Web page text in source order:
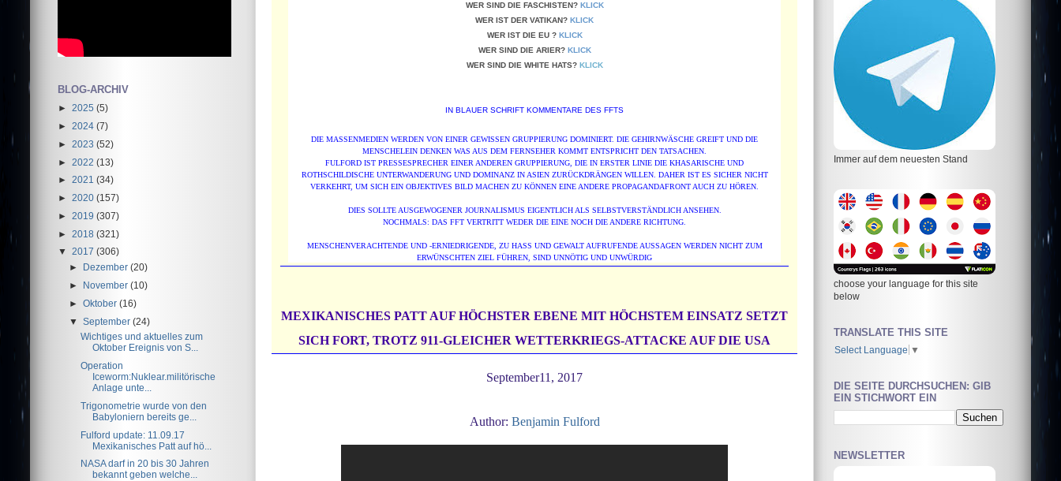
WER SIND DIE FASCHISTEN? KLICK
WER IST DER VATIKAN? KLICK
WER IST DIE EU ? KLICK
WER SIND DIE ARIER? KLICK
WER SIND DIE WHITE HATS? KLICK
IN BLAUER SCHRIFT KOMMENTARE DES FFTS
DIE MASSENMEDIEN WERDEN VON EINER GEWISSEN GRUPPIERUNG DOMINIERT. DIE GEHIRNWÄSCHE GREIFT UND DIE
MENSCHELEIN DENKEN WAS AUS DEM FERNSEHER KOMMT ENTSPRICHT DEN TATSACHEN.
FULFORD IST PRESSESPRECHER EINER ANDEREN GRUPPIERUNG, DIE IN ERSTER LINIE DIE KHASARISCHE UND
ROTHSCHILDISCHE UNTERWANDERUNG UND DOMINANZ IN ASIEN ZURÜCKDRÄNGEN WILLEN. DAHER IST ES SICHER NICHT
VERKEHRT, UM SICH EIN OBJEKTIVES BILD MACHEN ZU KÖNNEN EINE ANDERE PROPAGANDAFRONT AUCH ZU HÖREN.
DIES SOLLTE AUSGEWOGENER JOURNALISMUS EIGENTLICH ALS SELBSTVERSTÄNDLICH ANSEHEN.
NOCHMALS: DAS FFT VERTRITT WEDER DIE EINE NOCH DIE ANDERE RICHTUNG.
MENSCHENVERACHTENDE UND -ERNIEDRIGENDE, ZU HASS UND GEWALT AUFRUFENDE AUSSAGEN WERDEN NICHT ZUM
ERWÜNSCHTEN ZIEL FÜHREN, SIND UNNÖTIG UND UNWÜRDIG
MEXIKANISCHES PATT AUF HÖCHSTER EBENE MIT HÖCHSTEM EINSATZ SETZT
SICH FORT, TROTZ 911-GLEICHER WETTERKRIEGS-ATTACKE AUF DIE USA
September11, 2017
Author: Benjamin Fulford
BLOG-ARCHIV
► 2025 (5)
► 2024 (7)
► 2023 (52)
► 2022 (13)
► 2021 (34)
► 2020 (157)
► 2019 (307)
► 2018 (321)
▼ 2017 (306)
►
Dezember(20)
► November(10)
►Oktober(16)
▼ September(24)
Wichtiges und aktuelles zum
Oktober Ereignis von S...
Operation
Iceworm:Nuklear.militörische
Anlage unte...
Trigonometrie wurde von den
Babyloniern bereits ge...
Fulford update: 11.09.17
Mexikanisches Patt auf hö...
NASA darf in 20 bis 30 Jahren
bekannt geben welche...
Immer auf dem neuesten Stand
choose your language for this site
below
TRANSLATE THIS SITE
Select Language ▼
DIE SEITE DURCHSUCHEN: GIB
EIN STICHWORT EIN
NEWSLETTER